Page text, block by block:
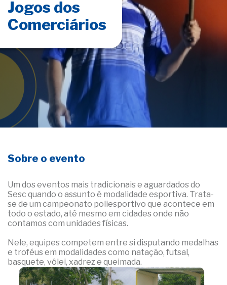
Jogos dos
Comerciários
Sobre o evento
Um dos eventos mais tradicionais e aguardados do
Sesc quando o assunto é modalidade esportiva. Trata-
se de um campeonato poliesportivo que acontece em
todo o estado, até mesmo em cidades onde não
contamos com unidades físicas.
Nele, equipes competem entre si disputando medalhas
e troféus em modalidades como natação, futsal,
basquete, vôlei, xadrez e queimada.